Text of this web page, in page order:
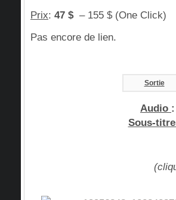
Prix: 47 $– 155 $ (One Click)
Pas encore de lien.
Sortie
Audio :
Sous-